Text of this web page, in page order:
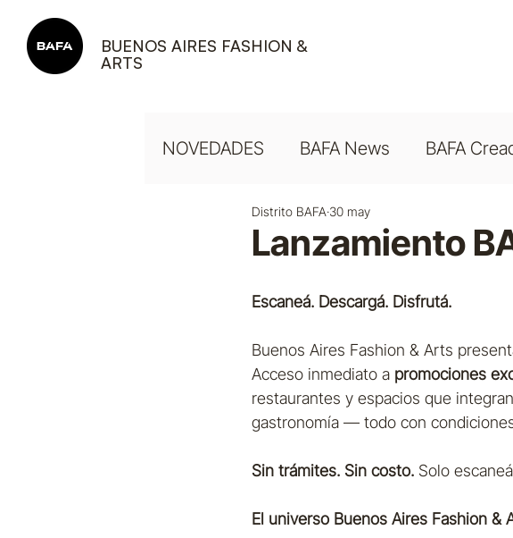
BUENOS AIRES FASHION &
ARTS
NOVEDADES BAFA News BAFA
Lanzamiento
Distrito BAFA 30 may
Escaneá. Descargá. Disfrutá.
Buenos Aires Fashion & Arts
Acceso inmediato a promociones
restaurantes y espacios que
gastronomía — todo con
Sin trámites. Sin costo. Solo
El universo Buenos Aires Fashion &